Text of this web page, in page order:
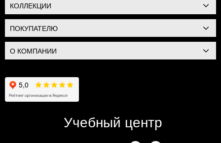
КОЛЛЕКЦИИ
ПОКУПАТЕЛЮ
О КОМПАНИИ
Учебный центр